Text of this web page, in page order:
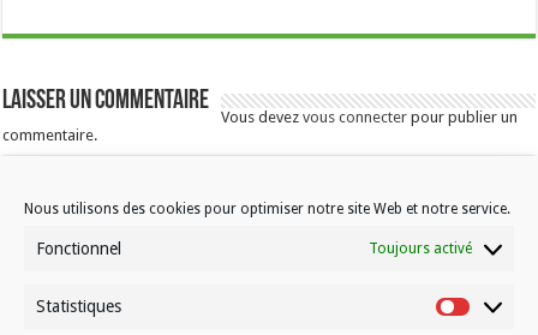
Nous utilisons des cookies pour optimiser notre site Web et notre service.
Fonctionnel Toujours activé
Statistiques
Laisser un commentaire
Vous devezvous connecter pour publier un
commentaire.